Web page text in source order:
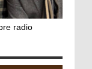
radio